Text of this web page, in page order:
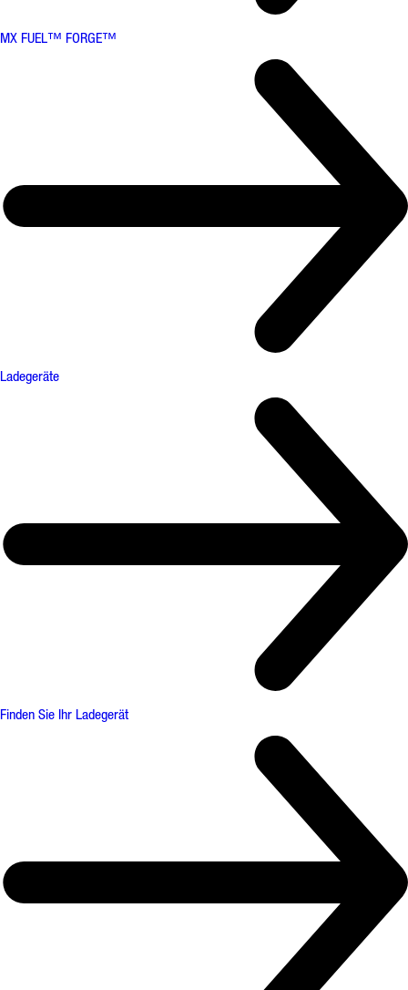
MX FUEL™ FORGE™
Ladegeräte
Finden Sie Ihr Ladegerät